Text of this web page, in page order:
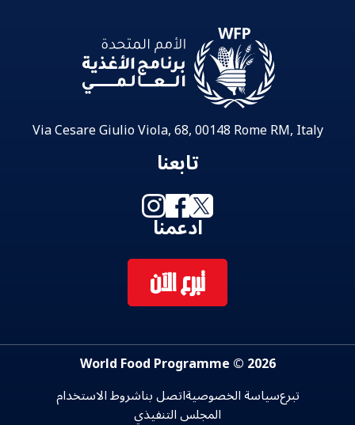
Via Cesare Giulio Viola, 68, 00148 Rome RM, Italy
تابعنا
ادعمنا
تبرع الآن
2026 © World Food Programme
تبرعسياسة الخصوصيةاتصل بناشروط الاستخدام
المجلس التنفيذي